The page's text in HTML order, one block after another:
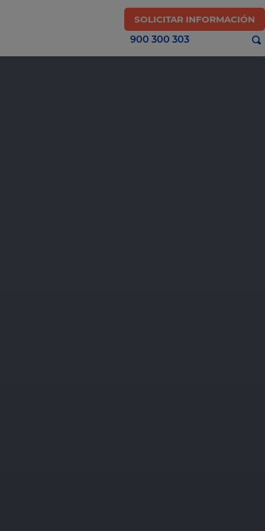
SOLICITAR INFORMACIÓN
900 300 303